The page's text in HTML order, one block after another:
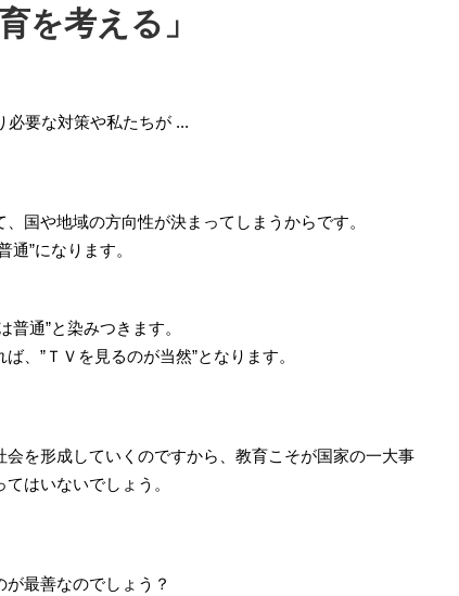
を考える」
国や地域の方向性が決まってしまうからです。
”になります。
普通”と染みつきます。
、”ＴＶを見るのが当然”となります。
を形成していくのですから、教育こそが国家の一大事
はいないでしょう。
最善なのでしょう？